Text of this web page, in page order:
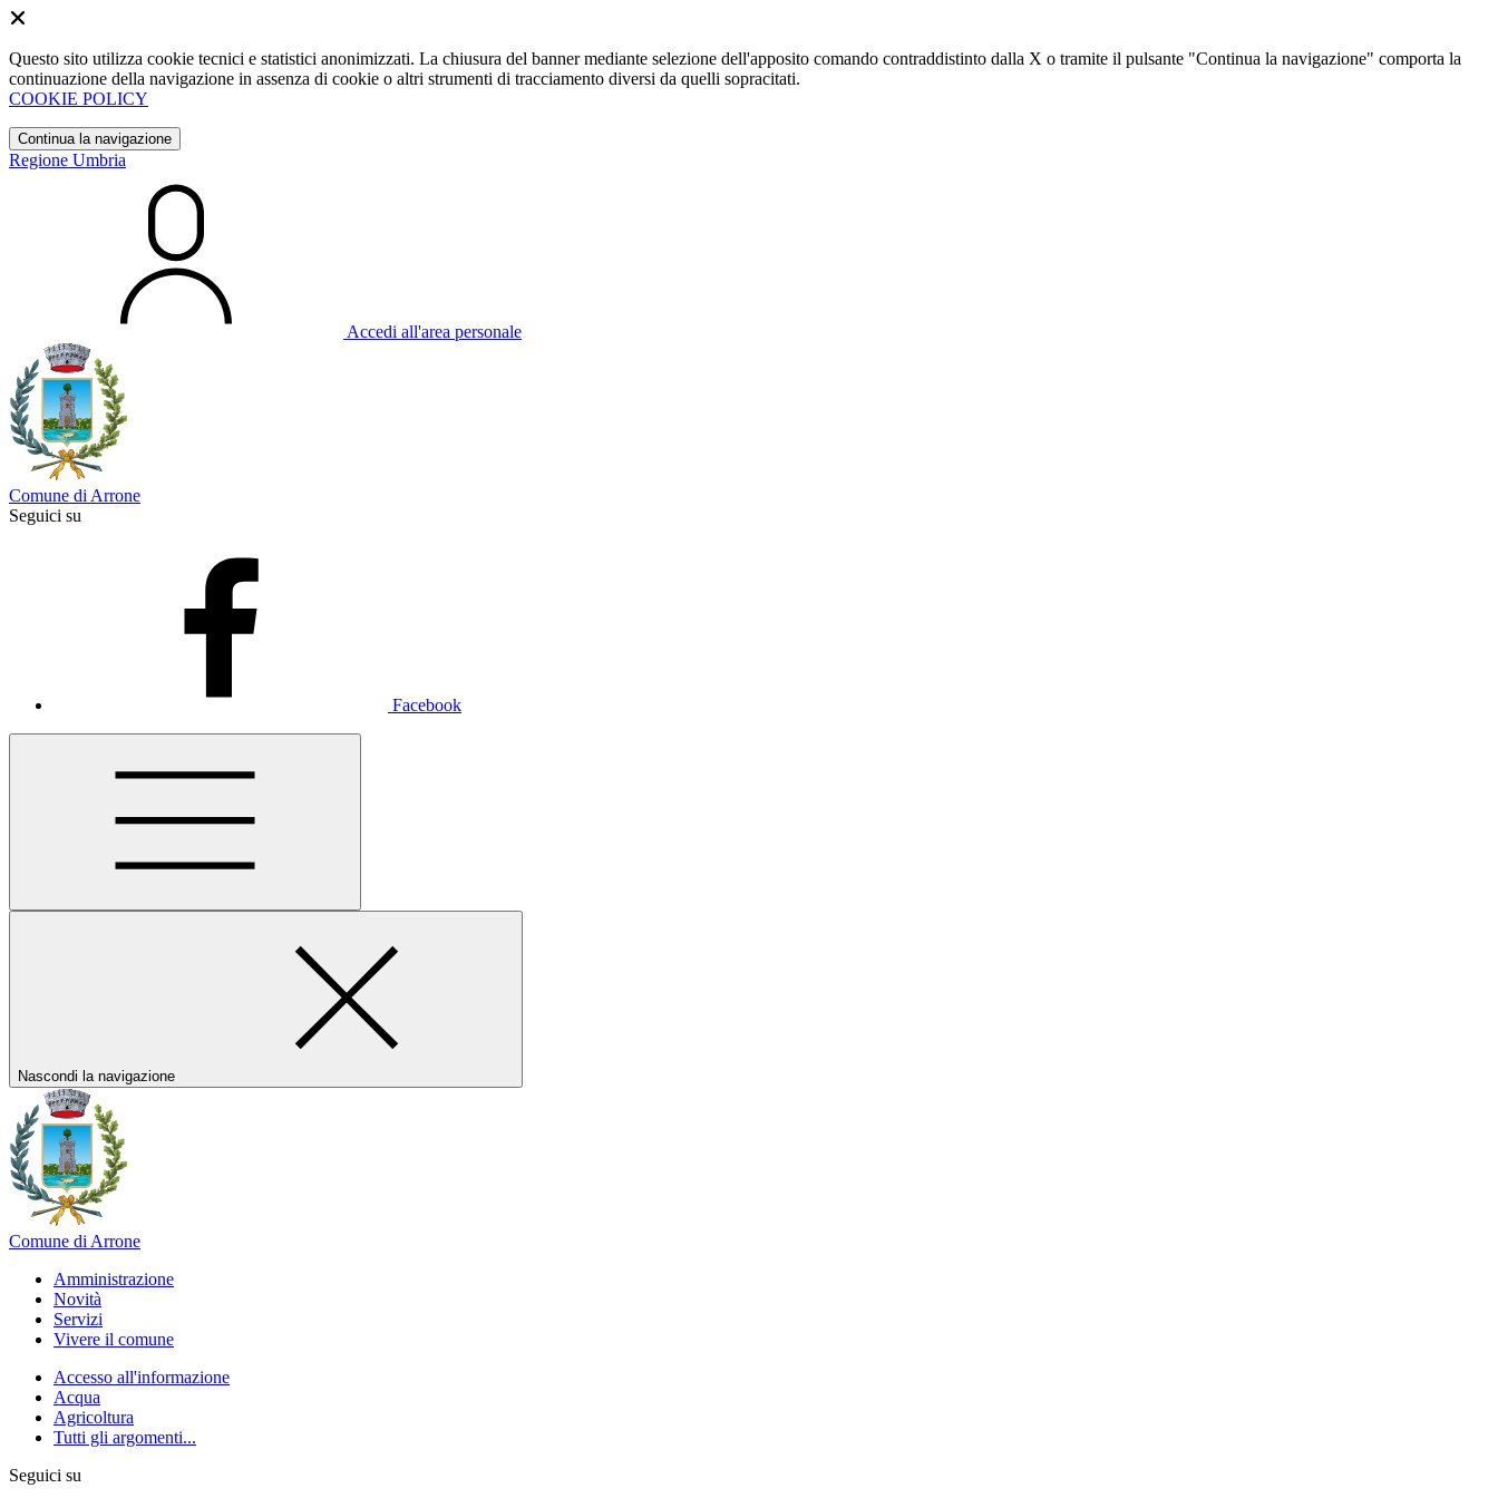
Questo sito utilizza cookie tecnici e statistici anonimizzati. La chiusura del banner mediante selezione dell'apposito comando contraddistinto dalla X o tramite il pulsante "Continua la navigazione" comporta la
continuazione della navigazione in assenza di cookie o altri strumenti di tracciamento diversi da quelli sopracitati.
COOKIE POLICY
Continua la navigazione
Regione Umbria
Accedi all'area personale
Comune di Arrone
Seguici su
Facebook
Nascondi la navigazione
Comune di Arrone
Amministrazione
Novità
Servizi
Vivere il comune
Accesso all'informazione
Acqua
Agricoltura
Tutti gli argomenti...
Seguici su